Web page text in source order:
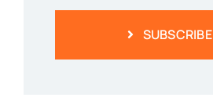
SUBSCRIBE